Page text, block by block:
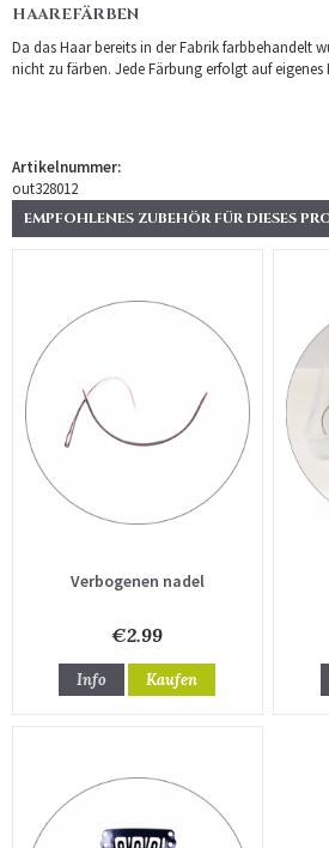
HAAREFÄRBEN
Da das Haar bereits in der Fabrik farbbehandelt
nicht zu färben. Jede Färbung erfolgt auf eigenes
Artikelnummer:
out328012
EMPFOHLENES ZUBEHÖR FÜR DIESES
Verbogenen nadel
€2.99
Info Kaufen